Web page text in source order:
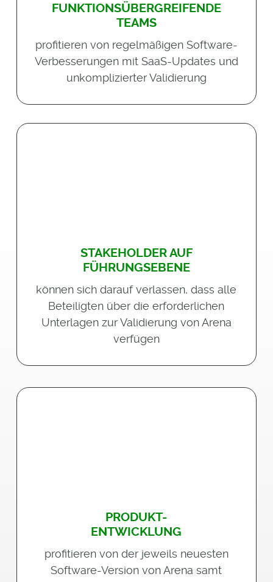
FUNKTIONSÜBERGREIFENDE
TEAMS
profitieren von regelmäßigen Software-
Verbesserungen mit SaaS-Updates und
unkomplizierter Validierung
STAKEHOLDER AUF
FÜHRUNGSEBENE
können sich darauf verlassen, dass alle
Beteiligten über die erforderlichen
Unterlagen zur Validierung von Arena
verfügen
PRODUKT-
ENTWICKLUNG
profitieren von der jeweils neuesten
Software-Version von Arena samt